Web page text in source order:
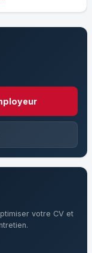
votre CV et